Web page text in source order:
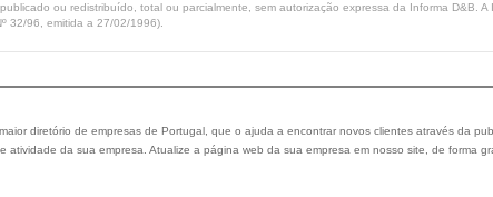
ou redistribuído, total ou parcialmente, sem autorização expressa da Informa D&B. A
32/96, emitida a 27/02/1996).
diretório de empresas de Portugal, que o ajuda a encontrar novos clientes através da
atividade da sua empresa. Atualize a página web da sua empresa em nosso site, de forma